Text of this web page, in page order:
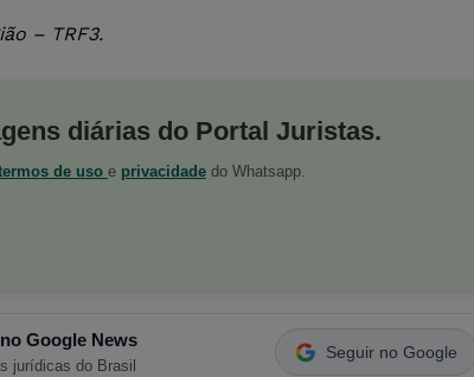
– TRF3.
diárias do Portal Juristas.
de uso e privacidade do Whatsapp.
Google News
jurídicas do Brasil
Seguir no Google